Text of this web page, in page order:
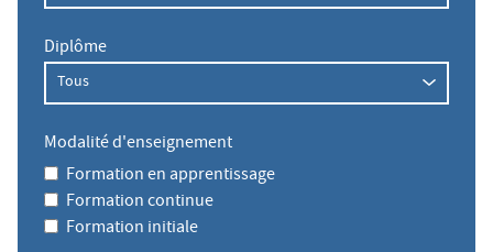
Diplôme
Modalité d'enseignement
Formation en apprentissage
Formation continue
Formation initiale